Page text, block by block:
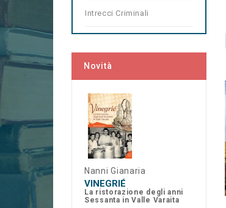
Intrecci Criminali
Novità
Nanni Gianaria
VINEGRIÉ
La ristorazione degli anni
Sessanta in Valle Varaita